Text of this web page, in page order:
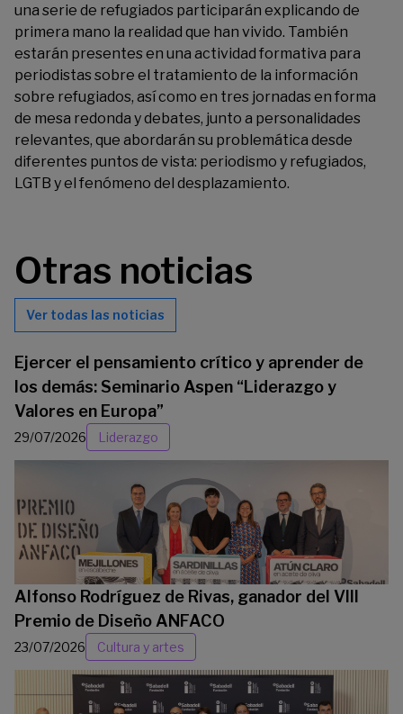
una serie de refugiados participarán explicando de
primera mano la realidad que han vivido. También
estarán presentes en una actividad formativa para
periodistas sobre el tratamiento de la información
sobre refugiados, así como en tres jornadas en forma
de mesa redonda y debates, junto a personalidades
relevantes, que abordarán su problemática desde
diferentes puntos de vista: periodismo y refugiados,
LGTB y el fenómeno del desplazamiento.
Otras noticias
Ver todas las noticias
Ejercer el pensamiento crítico y aprender de
los demás: Seminario Aspen “Liderazgo y
Valores en Europa”
29/07/2026 Liderazgo
Alfonso Rodríguez de Rivas, ganador del VIII
Premio de Diseño ANFACO
23/07/2026 Cultura y artes